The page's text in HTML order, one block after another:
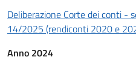
Deliberazione Corte dei conti -
14/2025 (rendiconti 2020 e
Anno 2024